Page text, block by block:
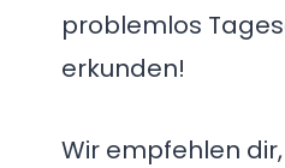
problemlos
erkunden!
Wir empfehlen dir,